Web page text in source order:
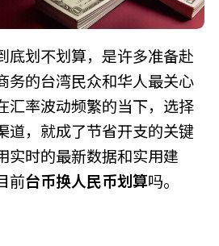
底划不划算，是许多准备赴
务的台湾民众和华人最关心
汇率波动频繁的当下，选择
道，就成了节省开支的关键
实时的最新数据和实用建
前台币换人民币划算吗。